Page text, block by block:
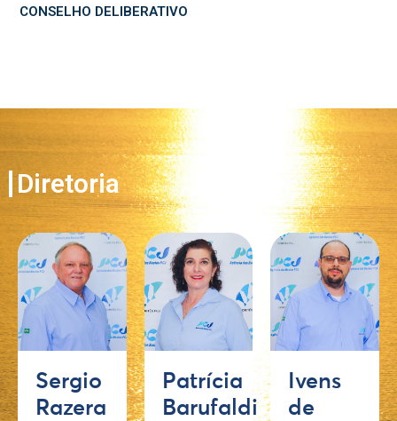
CONSELHO DELIBERATIVO
Diretoria
Sergio
Razera
Patrícia
Barufaldi
Ivens
de